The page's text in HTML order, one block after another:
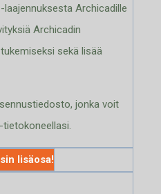
laajennuksesta Archicadille
Archicadin
sekä lisää
jonka voit
lisäosa!